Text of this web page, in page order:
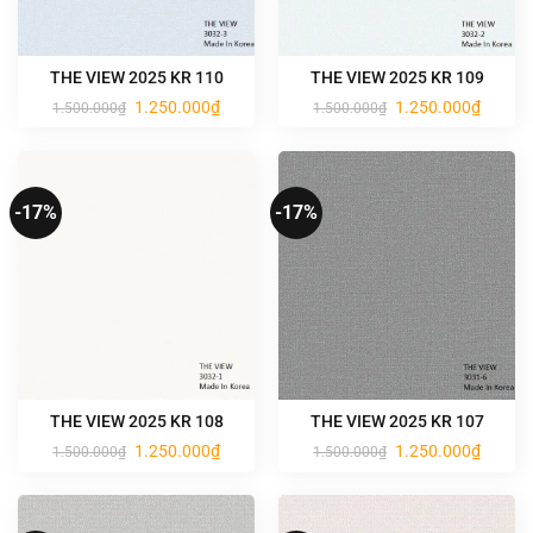
THE VIEW 2025 KR 110
1.500.000₫ Giá
1.250.000₫Giá
hiện
1.250.000₫.
THE VIEW 2025 KR 109
1.500.000₫ Giá
1.500.000₫.
1.250.000₫Giá
hiện
là:
-17%
THE VIEW 2025 KR 108
1.500.000₫ Giá
1.500.000₫.
1.250.000₫Giá
hiện
là:
1.250.000₫.
-17%
THE VIEW 2025 KR 107
1.500.000₫ Giá
1.500.000₫.
1.250.000₫Giá
hiện
là: